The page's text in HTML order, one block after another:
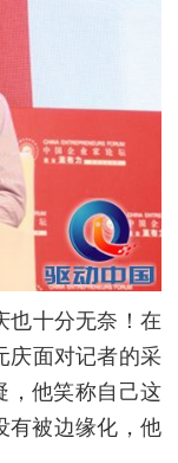
也十分无奈！在
庆面对记者的采
，他笑称自己这
有被边缘化，他